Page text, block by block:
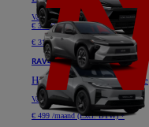
Vanaf 33.719 (Excl. BTW)
€ 37.025
€ 319 /maand (Excl. BTW) *
RAV4
Hybride of Plug-in Hybride
Vanaf40.628 (Excl. BTW)
€ 499 /maand (Excl. BTW) *